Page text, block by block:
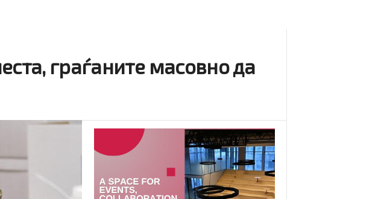
граѓаните масовно да